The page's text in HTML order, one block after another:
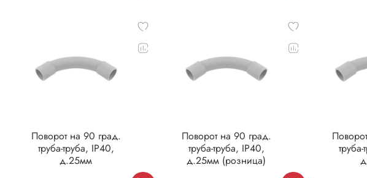
Поворот на 90 град.
труба-труба, IP40,
д.25мм
Поворот на 90 град.
труба-труба, IP40,
д.25мм (розница)